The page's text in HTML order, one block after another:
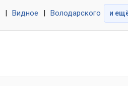
Видное Володарского и